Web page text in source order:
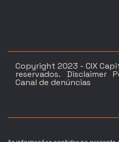
Copyright 2023 - CIX
reservados. Disclaimer
Canal de denúncias